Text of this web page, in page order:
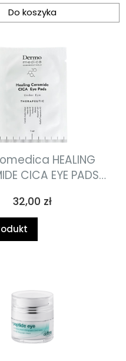
Do koszyka
HEALING
CICA EYE PADS
gojącym i
1szt
Cena
32,00 zł